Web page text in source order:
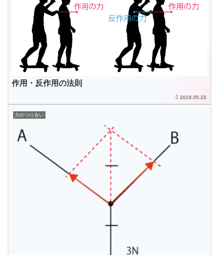
作用・反作用の法則
2019.05.23
力のつり合い